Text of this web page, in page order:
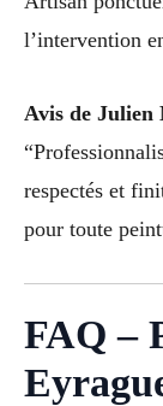
l’intervention
Avis de Julien
respectés et
pour toute
FAQ –